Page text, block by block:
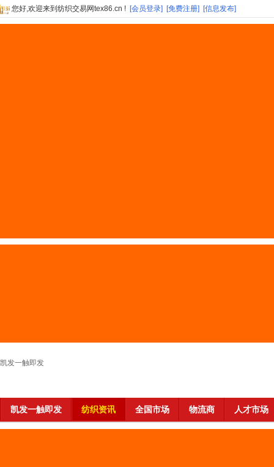
您好,欢迎来到纺织交易网tex86.cn ! [会员登录] [免费注册] [信息发布]
凯发一触即发
凯发一触即发 纺织资讯 全国市场 物流商 人才市场